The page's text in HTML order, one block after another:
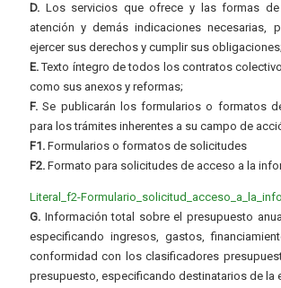
D. Los servicios que ofrece y las formas
atención y demás indicaciones necesarias,
ejercer sus derechos y cumplir sus obligaciones;
E.Texto íntegro de todos los contratos
como sus anexos y reformas;
F. Se publicarán los formularios o formatos
para los trámites inherentes a su campo de
F1. Formularios o formatos de solicitudes
F2. Formato para solicitudes de acceso a la
Literal_f2-
G. Información total sobre el presupuesto
especificando ingresos, gastos,
conformidad con los clasificadores
presupuesto, especificando destinatarios de la